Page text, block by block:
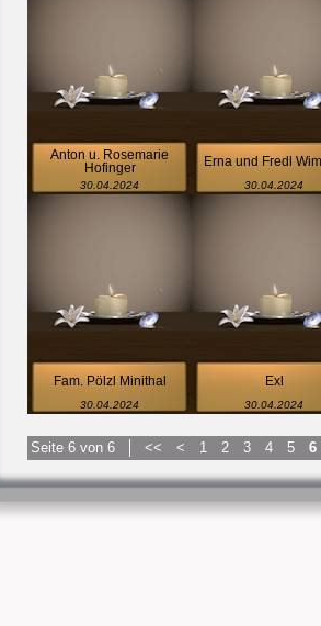
Anton u. Rosemarie
Hofinger
30.04.2024
Erna und Fredl
30.04.2024
Fam. Pölzl Minithal
30.04.2024
Exl
30.04.2024
Seite 6 von 6 << < 1 2 3 4 5 6